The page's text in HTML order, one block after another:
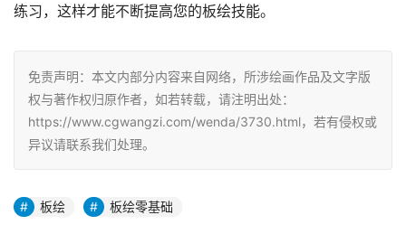
练习，这样才能不断提高您的板绘技能。
免责声明：本文内部分内容来自网络，所涉绘画作品及文字版
权与著作权归原作者，如若转载，请注明出处：
https://www.cgwangzi.com/wenda/3730.html，若有侵权或
异议请联系我们处理。
板绘 板绘零基础